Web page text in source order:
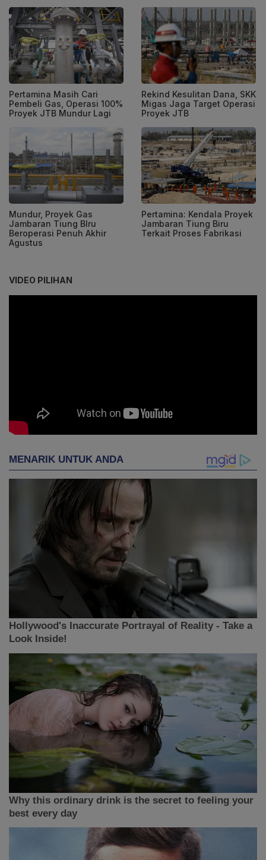
Pertamina Masih Cari
Pembeli Gas, Operasi 100%
Proyek JTB Mundur Lagi
Rekind Kesulitan Dana, SKK
Migas Jaga Target Operasi
Proyek JTB
Mundur, Proyek Gas
Jambaran Tiung BIru
Beroperasi Penuh Akhir
Agustus
Pertamina: Kendala Proyek
Jambaran Tiung Biru
Terkait Proses Fabrikasi
VIDEO PILIHAN